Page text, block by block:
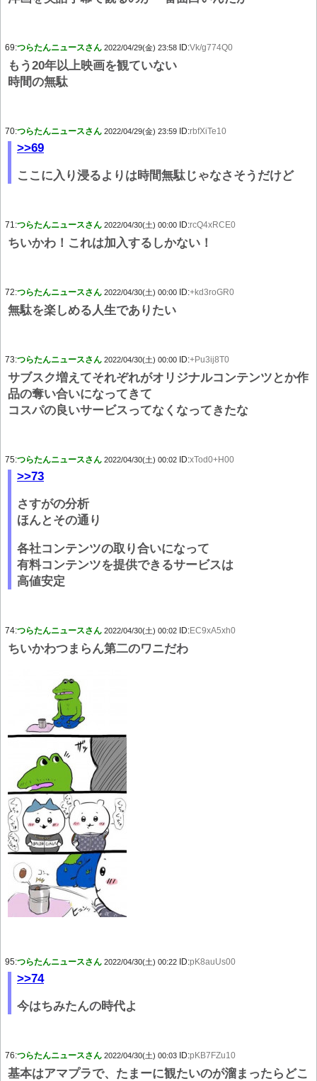
69:つらたんニュースさん 2022/04/29(金) 23:58 ID:Vk/g774Q0
もう20年以上映画を観ていない
時間の無駄
70:つらたんニュースさん 2022/04/29(金) 23:59 ID:rbfXiTe10
>>69
ここに入り浸るよりは時間無駄じゃなさそうだけど
71:つらたんニュースさん 2022/04/30(土) 00:00 ID:rcQ4xRCE0
ちいかわ！これは加入するしかない！
72:つらたんニュースさん 2022/04/30(土) 00:00 ID:+kd3roGR0
無駄を楽しめる人生でありたい
73:つらたんニュースさん 2022/04/30(土) 00:00 ID:+Pu3ij8T0
サブスク増えてそれぞれがオリジナルコンテンツとか作
品の奪い合いになってきて
コスパの良いサービスってなくなってきたな
75:つらたんニュースさん 2022/04/30(土) 00:02 ID:xTod0+H00
>>73
さすがの分析
ほんとその通り
各社コンテンツの取り合いになって
有料コンテンツを提供できるサービスは
高値安定
74:つらたんニュースさん 2022/04/30(土) 00:02 ID:EC9xA5xh0
ちいかわつまらん第二のワニだわ
95:つらたんニュースさん 2022/04/30(土) 00:22 ID:pK8auUs00
>>74
今はちみたんの時代よ
76:つらたんニュースさん 2022/04/30(土) 00:03 ID:pKB7FZu10
基本はアマプラで、たまーに観たいのが溜まったらどこ